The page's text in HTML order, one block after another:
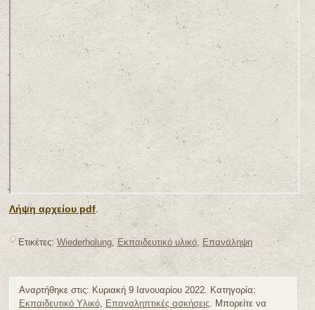
Λήψη αρχείου pdf.
Ετικέτες: Wiederholung, Εκπαιδευτικό υλικό, Επανάληψη
Αναρτήθηκε στις: Κυριακή 9 Ιανουαρίου 2022. Κατηγορία:
Εκπαιδευτικό Υλικό, Επαναληπτικές ασκήσεις. Μπορείτε να